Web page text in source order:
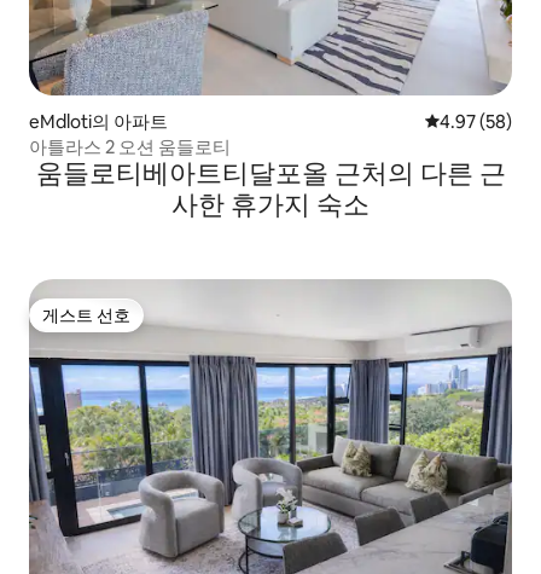
eMdloti의 아파트 평점 4.97점(5
4.97 (58)
아틀라스 2 오션 움들로티
움들로티베아트티달포올 근처의 다른 근
사한 휴가지 숙소
게스트 선호
게스트 선호